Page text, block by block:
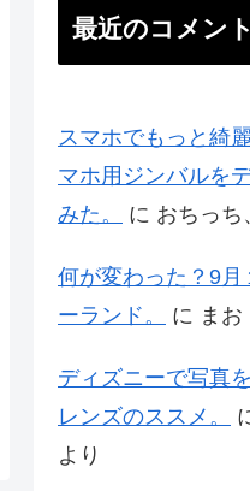
最近のコメント
スマホでもっと綺
マホ用ジンバルを
みた。
に おちっち
何が変わった？9
ーランド。
に まお
ディズニーで写真
レンズのススメ。
より